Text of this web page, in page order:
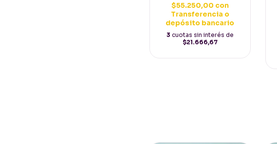
$55.250,00 con
Transferencia o
depósito bancario
3 cuotas sin interés de
$21.666,67